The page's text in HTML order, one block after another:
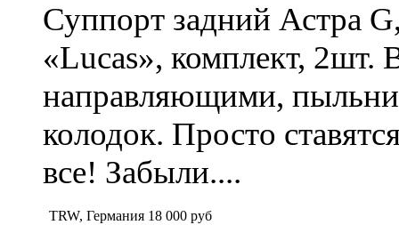
Суппорт задний Астра
«Lucas», комплект, 2шт.
направляющими,
колодок. Просто
все! Забыли....
TRW, Германия 18 000 руб